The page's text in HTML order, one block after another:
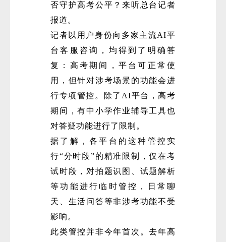
否守护高考公平？来听总台记者
报道。
记者以用户身份向多家主流AI平
台客服咨询，均得到了明确答
复：高考期间，平台可正常使
用，但针对涉考场景的功能会进
行专项管控。除了AI平台，高考
期间，有中小学作业辅导工具也
对答疑功能进行了限制。
据了解，各平台的这种管控实
行“分时段”的精准限制，仅在考
试时段，对拍题识图、试题解析
等功能进行临时管控，日常聊
天、生活问答等非涉考功能不受
影响。
此类管控并非今年首次。去年高